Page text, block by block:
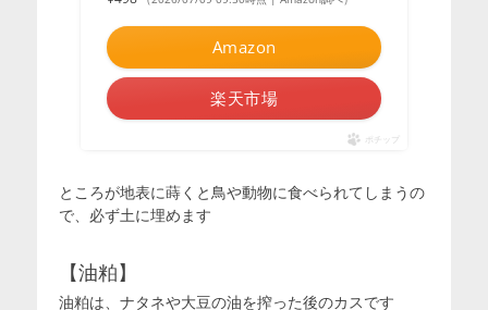
Amazon
楽天市場
ポチップ
ところが地表に蒔くと鳥や動物に食べられてしまうの
で、必ず土に埋めます
【油粕】
油粕は、ナタネや大豆の油を搾った後のカスです